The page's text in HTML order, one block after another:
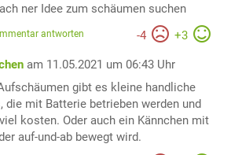
ner Idee zum schäumen suchen
-4 +3
antworten
am 11.05.2021 um 06:43 Uhr
gibt es kleine handliche
die mit Batterie betrieben werden und
kosten. Oder auch ein Kännchen mit
auf-und-ab bewegt wird.